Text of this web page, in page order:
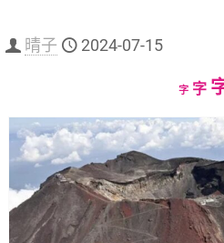
晴子 2024-07-15
字
size.
字